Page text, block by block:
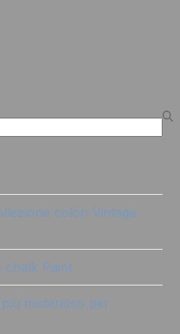
colori Vintage
chalk Paint
misterioso per